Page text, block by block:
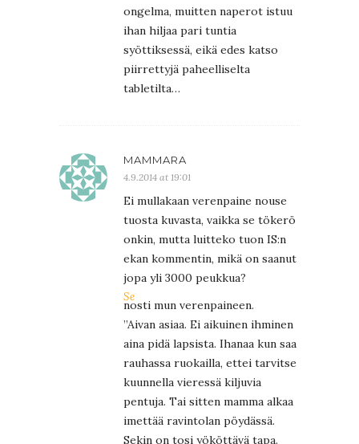
ongelma, muitten naperot istuu
ihan hiljaa pari tuntia
syöttiksessä, eikä edes katso
piirrettyjä paheelliselta
tabletilta…
MAMMARA
4.9.2014 at 19:01
Ei mullakaan verenpaine nouse
tuosta kuvasta, vaikka se tökerö
onkin, mutta luitteko tuon IS:n
ekan kommentin, mikä on saanut
jopa yli 3000 peukkua?
Se
nosti mun verenpaineen.
”Aivan asiaa. Ei aikuinen ihminen
aina pidä lapsista. Ihanaa kun saa
rauhassa ruokailla, ettei tarvitse
kuunnella vieressä kiljuvia
pentuja. Tai sitten mamma alkaa
imettää ravintolan pöydässä.
Sekin on tosi yököttävä tapa.